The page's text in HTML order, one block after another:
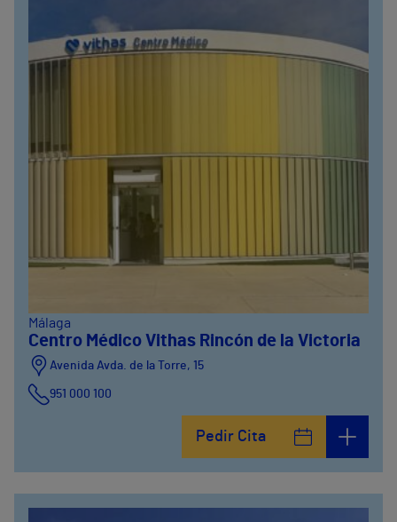
Málaga
Centro Médico Vithas Rincón de la Victoria
Avenida Avda. de la Torre, 15
951 000 100
951 000 100
Pedir Cita